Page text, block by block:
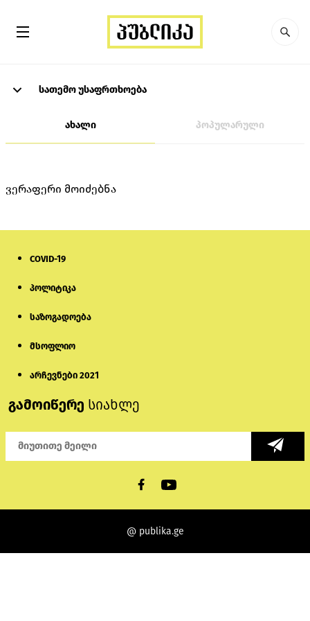
სათემო უსაფრთხოება
ახალი პოპულარული
ვერაფერი მოიძებნა
COVID-19
პოლიტიკა
საზოგადოება
მსოფლიო
არჩევნები 2021
გამოიწერე სიახლე
@ publika.ge